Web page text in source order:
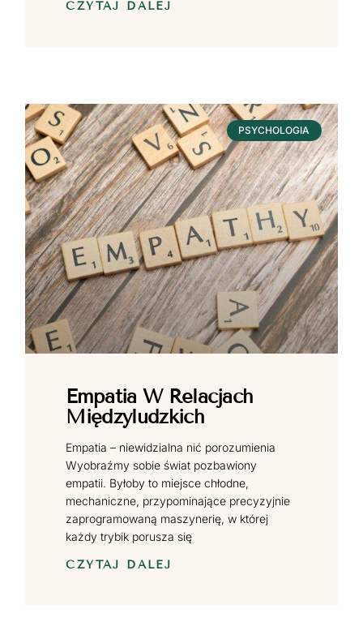
CZYTAJ DALEJ
PSYCHOLOGIA
Empatia W Relacjach
Międzyludzkich
Empatia – niewidzialna nić porozumienia
Wyobraźmy sobie świat pozbawiony
empatii. Byłoby to miejsce chłodne,
mechaniczne, przypominające precyzyjnie
zaprogramowaną maszynerię, w której
każdy trybik porusza się
CZYTAJ DALEJ